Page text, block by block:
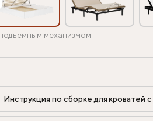
механизмом
Инструкция по сборке для